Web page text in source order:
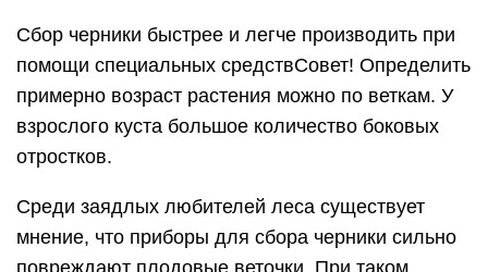
Сбор черники быстрее и легче производить при
помощи специальных средствСовет! Определить
примерно возраст растения можно по веткам. У
взрослого куста большое количество боковых
отростков.
Среди заядлых любителей леса существует
мнение, что приборы для сбора черники сильно
повреждают плодовые веточки. При таком